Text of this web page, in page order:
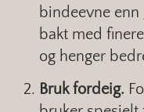
bindeevne
bakt med
og henger
Bruk fordeig.